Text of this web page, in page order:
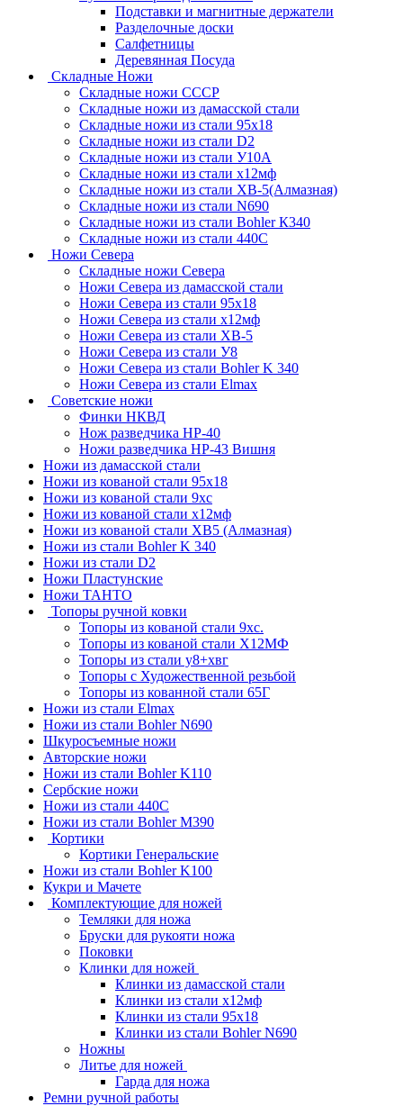
Подставки и магнитные держатели
Разделочные доски
Салфетницы
Деревянная Посуда
Складные Ножи
Cкладные ножи СССР
Складные ножи из дамасской стали
Складные ножи из стали 95х18
Складные ножи из стали D2
Складные ножи из стали У10А
Складные ножи из стали х12мф
Складные ножи из стали ХВ-5(Алмазная)
Складные ножи из стали N690
Складные ножи из стали Bohler К340
Складные ножи из стали 440С
Ножи Севера
Складные ножи Севера
Ножи Севера из дамасской стали
Ножи Севера из стали 95х18
Ножи Севера из стали х12мф
Ножи Севера из стали ХВ-5
Ножи Севера из стали У8
Ножи Севера из стали Bohler K 340
Ножи Севера из стали Elmax
Советские ножи
Финки НКВД
Нож разведчика НР-40
Ножи разведчика НР-43 Вишня
Ножи из дамасской стали
Ножи из кованой стали 95х18
Ножи из кованой стали 9хс
Ножи из кованой стали х12мф
Ножи из кованой стали ХВ5 (Алмазная)
Ножи из стали Bohler K 340
Ножи из стали D2
Ножи Пластунские
Ножи ТАНТО
Топоры ручной ковки
Топоры из кованой стали 9хс.
Топоры из кованой стали Х12МФ
Топоры из стали у8+хвг
Топоры с Художественной резьбой
Топоры из кованной стали 65Г
Ножи из стали Elmax
Ножи из стали Bohler N690
Шкуросъемные ножи
Авторские ножи
Ножи из стали Bohler K110
Сербские ножи
Ножи из стали 440С
Ножи из стали Bohler M390
Кортики
Кортики Генеральские
Ножи из стали Bohler K100
Кукри и Мачете
Комплектующие для ножей
Темляки для ножа
Бруски для рукояти ножа
Поковки
Клинки для ножей
Клинки из дамасской стали
Клинки из стали х12мф
Клинки из стали 95х18
Клинки из стали Bohler N690
Ножны
Литье для ножей
Гарда для ножа
Ремни ручной работы